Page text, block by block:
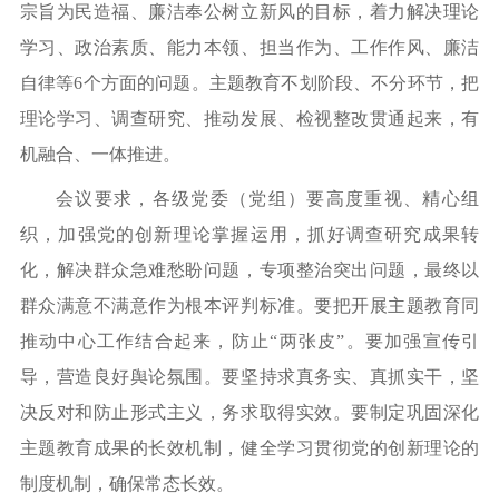
宗旨为民造福、廉洁奉公树立新风的目标，着力解决理论
学习、政治素质、能力本领、担当作为、工作作风、廉洁
自律等6个方面的问题。主题教育不划阶段、不分环节，把
理论学习、调查研究、推动发展、检视整改贯通起来，有
机融合、一体推进。
会议要求，各级党委（党组）要高度重视、精心组
织，加强党的创新理论掌握运用，抓好调查研究成果转
化，解决群众急难愁盼问题，专项整治突出问题，最终以
群众满意不满意作为根本评判标准。要把开展主题教育同
推动中心工作结合起来，防止“两张皮”。要加强宣传引
导，营造良好舆论氛围。要坚持求真务实、真抓实干，坚
决反对和防止形式主义，务求取得实效。要制定巩固深化
主题教育成果的长效机制，健全学习贯彻党的创新理论的
制度机制，确保常态长效。